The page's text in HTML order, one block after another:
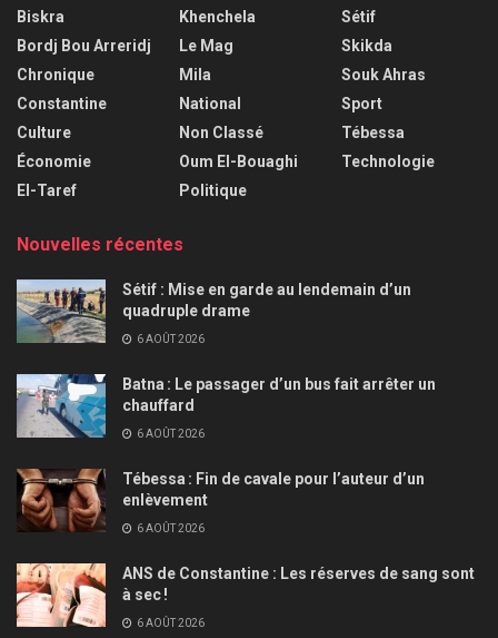
Biskra
Bordj Bou Arreridj
Chronique
Constantine
Culture
Économie
El-Taref
Khenchela
Le Mag
Mila
National
Non Classé
Oum El-Bouaghi
Politique
Sétif
Skikda
Souk Ahras
Sport
Tébessa
Technologie
Nouvelles récentes
Sétif : Mise en garde au lendemain d’un
quadruple drame
6 AOÛT 2026
Batna : Le passager d’un bus fait arrêter un
chauffard
6 AOÛT 2026
Tébessa : Fin de cavale pour l’auteur d’un
enlèvement
6 AOÛT 2026
ANS de Constantine : Les réserves de sang sont
à sec !
6 AOÛT 2026